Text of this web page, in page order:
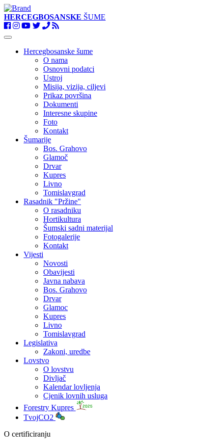
HERCEGBOSANSKE ŠUME
Toggle
navigationHercegbosanske šume
O nama
Osnovni podatci
Ustroj
Misija, vizija, ciljevi
Prikaz površina
Dokumenti
Interesne skupine
Foto
Kontakt
Šumarije
Bos. Grahovo
Glamoč
Drvar
Kupres
Livno
Tomislavgrad
Rasadnik "Pržine"
O rasadniku
Hortikultura
Šumski sadni materijal
Fotogalerije
Kontakt
Vijesti
Novosti
Obavijesti
Javna nabava
Bos. Grahovo
Drvar
Glamoc
Kupres
Livno
Tomislavgrad
Legislativa
Zakoni, uredbe
Lovstvo
O lovstvu
Divljač
Kalendar lovljenja
Cjenik lovnih usluga
Forestry Kupres
TvojCO2
O certificiranju